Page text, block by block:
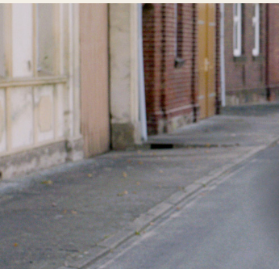
So geht’s
Filmpakete
Gutscheine
& Filmpässe
Account
Suche